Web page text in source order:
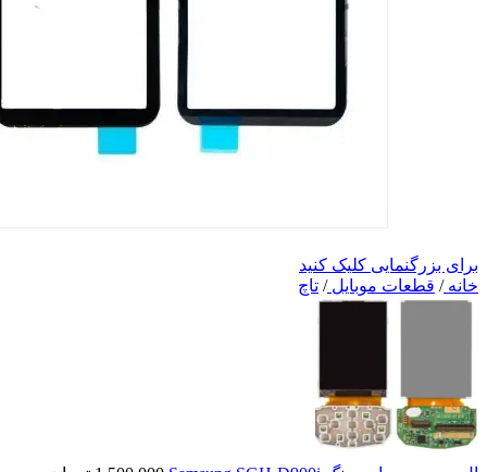
برای بزرگنمایی کلیک کنید
خانه/ قطعات موبایل/ تاچ